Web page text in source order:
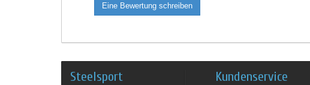
Eine Bewertung schreiben
Steelsport Kundenservice